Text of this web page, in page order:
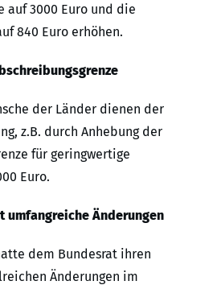
auf 3000 Euro und die
840 Euro erhöhen.
der Länder dienen der
z.B. durch Anhebung der
für geringwertige
Euro.
umfangreiche Änderungen
dem Bundesrat ihren
Änderungen im